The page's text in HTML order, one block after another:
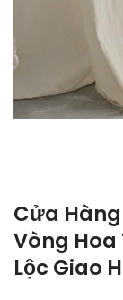
Cửa
Vòng Hoa
Lộc Giao